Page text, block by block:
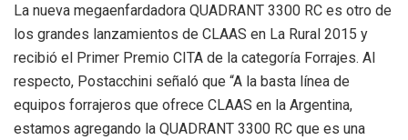
La nueva megaenfardadora QUADRANT 3300 RC es otro de
los grandes lanzamientos de CLAAS en La Rural 2015 y
recibió el Primer Premio CITA de la categoría Forrajes. Al
respecto, Postacchini señaló que “A la basta línea de
equipos forrajeros que ofrece CLAAS en la Argentina,
estamos agregando la QUADRANT 3300 RC que es una